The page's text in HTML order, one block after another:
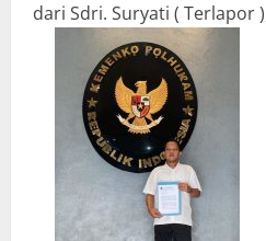
dari Sdri. Suryati ( Terlapor